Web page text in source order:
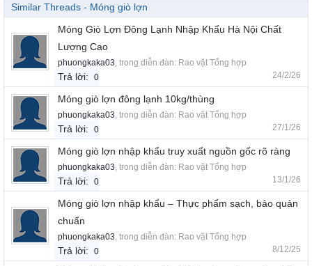
Similar Threads - Móng giò lợn
Móng Giò Lợn Đông Lạnh Nhập Khẩu Hà Nội Chất
Lượng Cao
phuongkaka03, trong diễn đàn: Rao vặt Tổng hợp
Trả lời: 0 24/2/26
Móng giò lợn đông lạnh 10kg/thùng
phuongkaka03, trong diễn đàn: Rao vặt Tổng hợp
Trả lời: 0 27/1/26
Móng giò lợn nhập khẩu truy xuất nguồn gốc rõ ràng
phuongkaka03, trong diễn đàn: Rao vặt Tổng hợp
Trả lời: 0 13/1/26
Móng giò lợn nhập khẩu – Thực phẩm sạch, bảo quản
chuẩn
phuongkaka03, trong diễn đàn: Rao vặt Tổng hợp
Trả lời: 0 8/12/25